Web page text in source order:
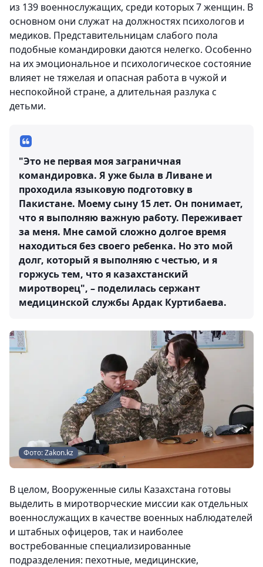
из 139 военнослужащих, среди которых 7 женщин. В
основном они служат на должностях психологов и
медиков. Представительницам слабого пола
подобные командировки даются нелегко. Особенно
на их эмоциональное и психологическое состояние
влияет не тяжелая и опасная работа в чужой и
неспокойной стране, а длительная разлука с
детьми.
"Это не первая моя заграничная
командировка. Я уже была в Ливане и
проходила языковую подготовку в
Пакистане. Моему сыну 15 лет. Он понимает,
что я выполняю важную работу. Переживает
за меня. Мне самой сложно долгое время
находиться без своего ребенка. Но это мой
долг, который я выполняю с честью, и я
горжусь тем, что я казахстанский
миротворец", – поделилась сержант
медицинской службы Ардак Куртибаева.
Фото: Zakon.kz
В целом, Вооруженные силы Казахстана готовы
выделить в миротворческие миссии как отдельных
военнослужащих в качестве военных наблюдателей
и штабных офицеров, так и наиболее
востребованные специализированные
подразделения: пехотные, медицинские,